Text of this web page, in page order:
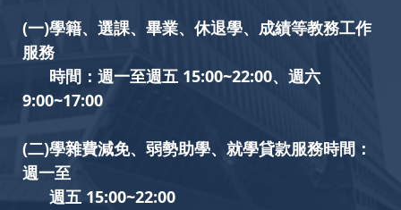
(一)學籍、選課、畢業、休退學、成績等教務工作
服務
時間：週一至週五 15:00~22:00、週六
9:00~17:00
(二)學雜費減免、弱勢助學、就學貸款服務時間：
週一至
週五 15:00~22:00